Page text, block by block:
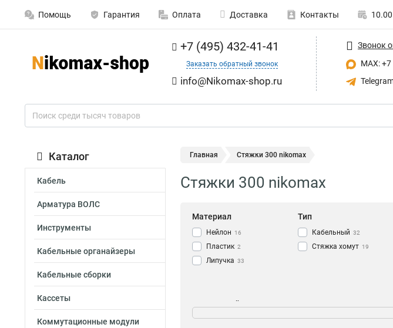
Помощь Гарантия Оплата Доставка Контакты
+7 (495) 432-41-41
Заказать обратный звонок
info@Nikomax-shop.ru
Звонок
MAX:
Каталог
Кабель
Арматура ВОЛС
Инструменты
Кабельные органайзеры
Кабельные сборки
Кассеты
Коммутационные модули
Главная Стяжки 300 nikomax
Стяжки 300 nikomax
Материал
Нейлон 16
Пластик 2
Липучка 33
Тип
Кабельный 32
Стяжка хомут 19
Морозостойкость
Да 9